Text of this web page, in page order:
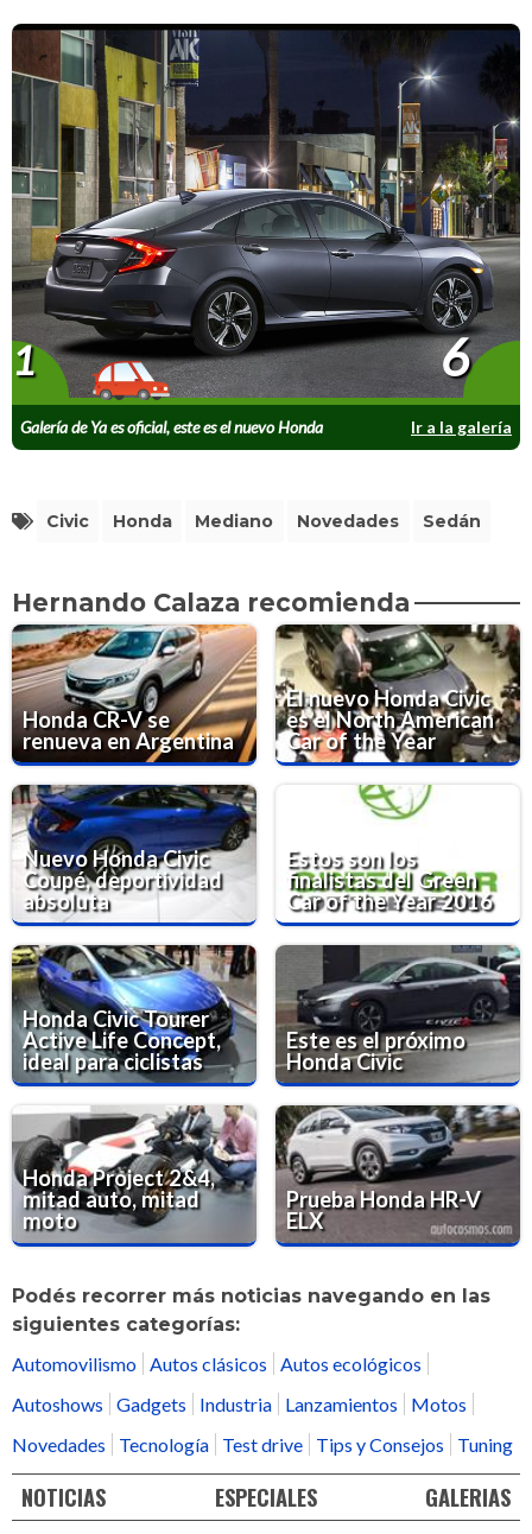
Galería de Ya es oficial, este es el nuevo Honda
Civic
Ir a la galería
1 6
Civic Honda Mediano Novedades Sedán
Hernando Calaza recomienda
Honda CR-V se
renueva en Argentina
El nuevo Honda Civic
es el North American
Car of the Year
Nuevo Honda Civic
Coupé, deportividad
absoluta
Estos son los
finalistas del Green
Car of the Year 2016
Honda Civic Tourer
Active Life Concept,
ideal para ciclistas
Este es el próximo
Honda Civic
Honda Project 2&4,
mitad auto, mitad
moto
Prueba Honda HR-V
ELX
Podés recorrer más noticias navegando en las
siguientes categorías:
Automovilismo
Autos clásicos
Autos ecológicos
Autoshows
Gadgets Industria Lanzamientos
Motos
Novedades
Tecnología Test drive Tips y Consejos Tuning
NOTICIAS ESPECIALES GALERIAS